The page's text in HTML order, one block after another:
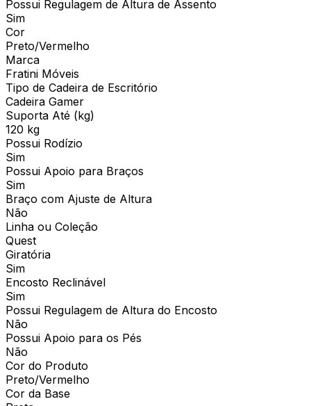
Possui Regulagem de Altura de Assento
Sim
Cor
Preto/Vermelho
Marca
Fratini Móveis
Tipo de Cadeira de Escritório
Cadeira Gamer
Suporta Até (kg)
120 kg
Possui Rodízio
Sim
Possui Apoio para Braços
Sim
Braço com Ajuste de Altura
Não
Linha ou Coleção
Quest
Giratória
Sim
Encosto Reclinável
Sim
Possui Regulagem de Altura do Encosto
Não
Possui Apoio para os Pés
Não
Cor do Produto
Preto/Vermelho
Cor da Base